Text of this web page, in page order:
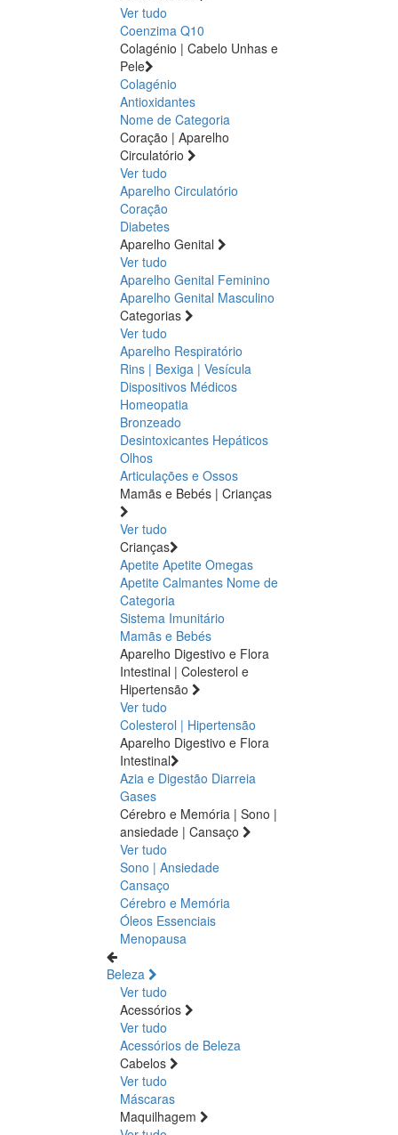
Ver tudo
Coenzima Q10
Colagénio | Cabelo Unhas e
Pele
Colagénio
Antioxidantes
Nome de Categoria
Coração | Aparelho
Circulatório
Ver tudo
Aparelho Circulatório
Coração
Diabetes
Aparelho Genital
Ver tudo
Aparelho Genital Feminino
Aparelho Genital Masculino
Categorias
Ver tudo
Aparelho Respiratório
Rins | Bexiga | Vesícula
Dispositivos Médicos
Homeopatia
Bronzeado
Desintoxicantes Hepáticos
Olhos
Articulações e Ossos
Mamãs e Bebés | Crianças
Ver tudo
Crianças
Apetite Apetite Omegas
Apetite Calmantes Nome de
Categoria
Sistema Imunitário
Mamãs e Bebés
Aparelho Digestivo e Flora
Intestinal | Colesterol e
Hipertensão
Ver tudo
Colesterol | Hipertensão
Aparelho Digestivo e Flora
Intestinal
Azia e Digestão Diarreia
Gases
Cérebro e Memória | Sono |
ansiedade | Cansaço
Ver tudo
Sono | Ansiedade
Cansaço
Cérebro e Memória
Óleos Essenciais
Menopausa
Beleza
Ver tudo
Acessórios
Ver tudo
Acessórios de Beleza
Cabelos
Ver tudo
Máscaras
Maquilhagem